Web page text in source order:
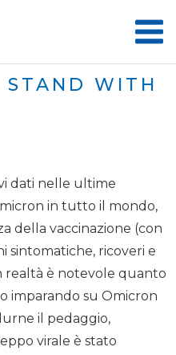
STAND WITH
dati nelle ultime
in tutto il mondo,
della vaccinazione (con
sintomatiche, ricoveri e
realtà è notevole quanto
imparando su Omicron
il pedaggio,
virale è stato